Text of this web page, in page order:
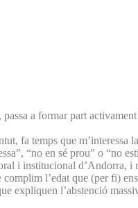
a formar part
fa temps que m’interessa
“no en sé prou” o “no
i institucional d’Andorra,
l’edat que (per fi)
expliquen l’abstenció